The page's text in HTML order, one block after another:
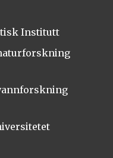
Institutt